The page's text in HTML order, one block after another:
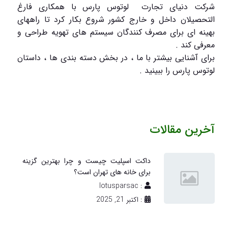
شرکت دنیای تجارت لوتوس پارس با همکاری فارغ
التحصیلان داخل و خارج کشور شروع بکار کرد تا راههای
بهینه ای برای مصرف کنندگان سیستم های تهویه طراحی و
معرفی کند .
برای آشنایی بیشتر با ما ، در بخش دسته بندی ها ، داستان
لوتوس پارس را ببینید .
آخرین مقالات
داکت اسپلیت چیست و چرا بهترین گزینه
برای خانه های تهران است؟
: lotusparsac
: اکتبر 21, 2025